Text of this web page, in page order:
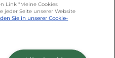
Link "Meine Cookies
jeder Seite unserer Website
Sie in unserer Cookie-